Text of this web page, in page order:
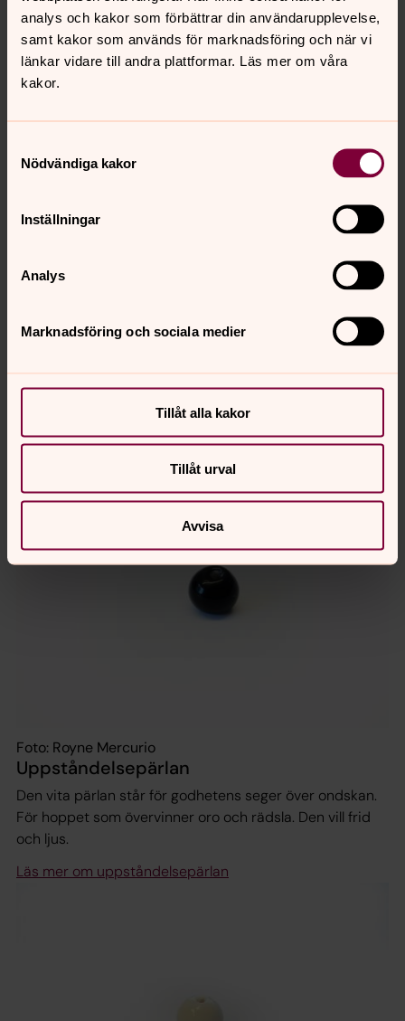
analys och kakor som förbättrar din användarupplevelse,
samt kakor som används för marknadsföring och när vi
länkar vidare till andra plattformar. Läs mer om våra
kakor.
Nödvändiga kakor
Inställningar
Analys
Marknadsföring och sociala medier
Tillåt alla kakor
Tillåt urval
Avvisa
vita pärlorna skimrar numera i grönt för att påminna om
jordens och universums hemligheter och under.
Läs mer om hemlighetspärlorna.
Nattens pärla
natten. Gud är även i svartaste natt. Ingen är övergiven.
Läs mer om nattens pärla
Foto: Royne Mercurio
Uppståndelsepärlan
Den vita pärlan står för godhetens seger över ondskan.
För hoppet som övervinner oro och rädsla. Den vill frid
och ljus.
Läs mer om uppståndelsepärlan